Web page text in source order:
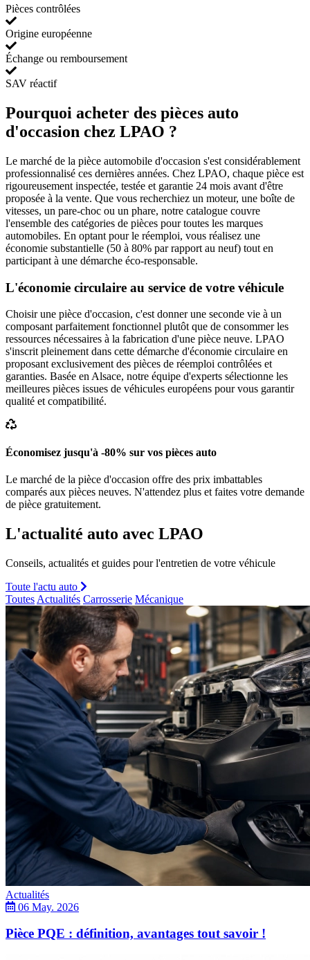
Pièces contrôlées
Origine européenne
Échange ou remboursement
SAV réactif
Pourquoi acheter des pièces auto
d'occasion chez LPAO ?
Le marché de la pièce automobile d'occasion s'est considérablement
professionnalisé ces dernières années. Chez LPAO, chaque pièce est
rigoureusement inspectée, testée et garantie 24 mois avant d'être
proposée à la vente. Que vous recherchiez un moteur, une boîte de
vitesses, un pare-choc ou un phare, notre catalogue couvre
l'ensemble des catégories de pièces pour toutes les marques
automobiles. En optant pour le réemploi, vous réalisez une
économie substantielle (50 à 80% par rapport au neuf) tout en
participant à une démarche éco-responsable.
L'économie circulaire au service de votre véhicule
Choisir une pièce d'occasion, c'est donner une seconde vie à un
composant parfaitement fonctionnel plutôt que de consommer les
ressources nécessaires à la fabrication d'une pièce neuve. LPAO
s'inscrit pleinement dans cette démarche d'économie circulaire en
proposant exclusivement des pièces de réemploi contrôlées et
garanties. Basée en Alsace, notre équipe d'experts sélectionne les
meilleures pièces issues de véhicules européens pour vous garantir
qualité et compatibilité.
Économisez jusqu'à -80% sur vos pièces auto
Le marché de la pièce d'occasion offre des prix imbattables
comparés aux pièces neuves. N'attendez plus et faites votre demande
de pièce gratuitement.
L'actualité auto avec LPAO
Conseils, actualités et guides pour l'entretien de votre véhicule
Toute l'actu auto
Toutes Actualités Carrosserie Mécanique
Actualités
06 May. 2026
Pièce PQE : définition, avantages tout savoir !